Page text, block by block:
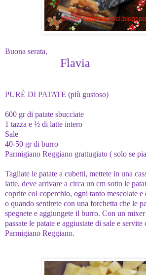
Buona serata,
Flavia
PURÉ DI PATATE (più gustoso)
600 gr di patate sbucciate
1 tazza e ½ di latte intero
Sale
40-50 gr di burro
Parmigiano Reggiano grattugiato ( solo se
Tagliate le patate a cubetti, mettete in una
latte, deve arrivare a circa un cm sotto le
coprite col coperchio, ogni tanto mescolate
o quando sentirete con una forchetta che le
spegnete e aggiungete il burro. Con un mixer
passate le patate e aggiustate di sale e
Parmigiano Reggiano.